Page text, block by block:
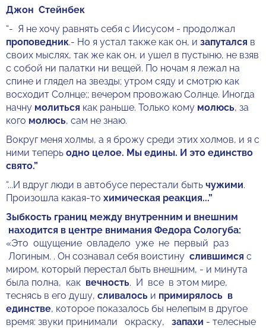
Джон Стейнбек
“- Я не хочу равнять себя с Иисусом - продолжал
проповедник.- Но я устал также как он, и запутался в
своих мыслях, так же как он, и ушел в пустыню, не взяв
с собой ни палатки ни вещей. По ночам я лежал на
спине и глядел на звезды; утром сяду и смотрю как
восходит Солнце;; вечером провожаю Солнце. Иногда
начну молиться как раньше. Только кому молюсь, за
кого молюсь, сам не знаю.
Вокруг меня холмы, а я брожу среди этих холмов, и я с
ними теперь одно целое. Мы едины. И это единство
свято.”
“...И вдруг люди в автобусе перестали быть чужими.
Произошла какая-то химическая реакция...”
Зыбкость границ между внутренним и внешним
находится в центре внимания Федора Сологуба:
«Это ощущение овладело уже не первый раз
Логиным. . Он сознавал себя воистину слившимся с
миром, который перестал быть внешним, - и минута
была полна, как вечность. И все в этом мире,
теснясь в его душу, сливалось и примирялось в
единстве, которое показалось бы нелепым в другое
время: звуки принимали окраску, запахи - телесные